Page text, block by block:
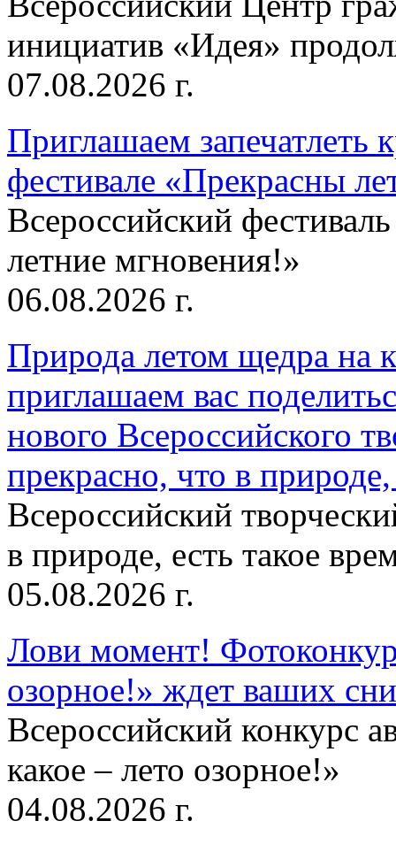
инициатив «Идея»
07.08.2026 г.
Приглашаем запечатлеть
фестивале «Прекрасны
Всероссийский
летние мгновения!»
06.08.2026 г.
Природа летом щедра на
приглашаем вас
нового Всероссийского
прекрасно, что в
Всероссийский
в природе, есть такое
05.08.2026 г.
Лови момент!
озорное!» ждет ваших
Всероссийский конкурс
какое – лето озорное!»
04.08.2026 г.